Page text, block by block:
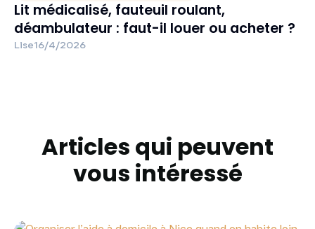
Lit médicalisé, fauteuil roulant,
déambulateur : faut-il louer ou acheter ?
Lise16/4/2026
Articles qui peuvent
vous intéressé